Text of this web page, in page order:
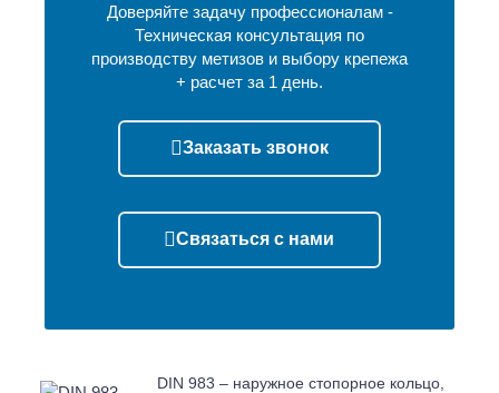
Доверяйте задачу профессионалам -
Техническая консультация по
производству метизов и выбору крепежа
+ расчет за 1 день.
Заказать звонок
Связаться с нами
DIN 983 – наружное стопорное кольцо,